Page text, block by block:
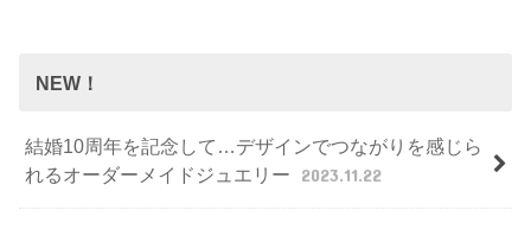
NEW！
結婚10周年を記念して…デザインでつながりを感じら
れるオーダーメイドジュエリー
2023.11.22